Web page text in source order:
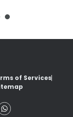
of Services